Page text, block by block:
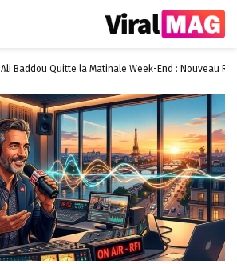
Ali Baddou Quitte la Matinale Week-End : Nouveau